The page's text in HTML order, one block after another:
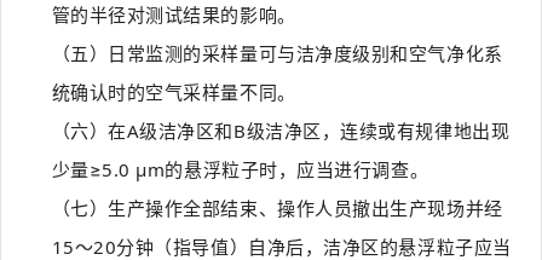
管的半径对测试结果的影响。
（五）日常监测的采样量可与洁净度级别和空气净化系
统确认时的空气采样量不同。
（六）在A级洁净区和B级洁净区，连续或有规律地出现
少量≥5.0 µm的悬浮粒子时，应当进行调查。
（七）生产操作全部结束、操作人员撤出生产现场并经
15～20分钟（指导值）自净后，洁净区的悬浮粒子应当